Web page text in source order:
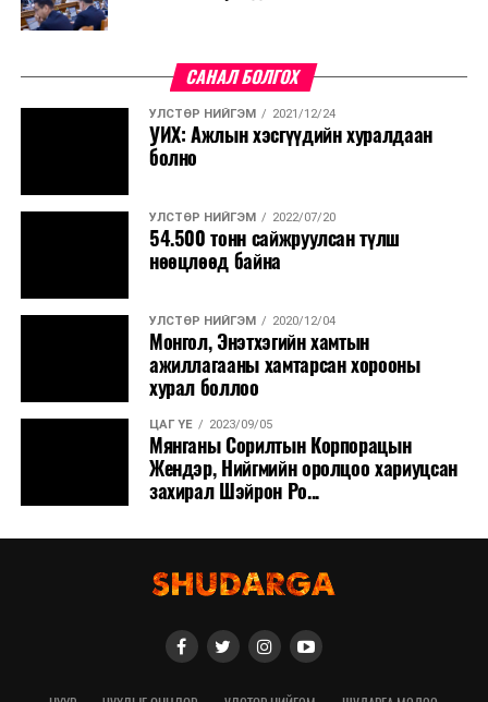
САНАЛ БОЛГОХ
УЛСТӨР НИЙГЭМ 2021/12/24
УИХ: Ажлын хэсгүүдийн хуралдаан
болно
УЛСТӨР НИЙГЭМ 2022/07/20
54.500 тонн сайжруулсан түлш
нөөцлөөд байна
УЛСТӨР НИЙГЭМ 2020/12/04
Монгол, Энэтхэгийн хамтын
ажиллагааны хамтарсан хорооны
хурал боллоо
ЦАГ ҮЕ 2023/09/05
Мянганы Сорилтын Корпорацын
Жендэр, Нийгмийн оролцоо хариуцсан
захирал Шэйрон Ро...